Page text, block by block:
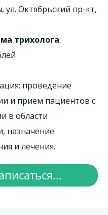
ул. Октябрьский пр-кт,
трихолога:
проведение
и прием пациентов с
в области
назначение
и лечения.